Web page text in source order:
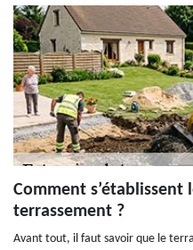
Comment s’établissent
terrassement ?
Avant tout, il faut savoir que le